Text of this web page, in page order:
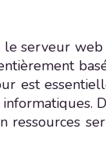
le serveur
est